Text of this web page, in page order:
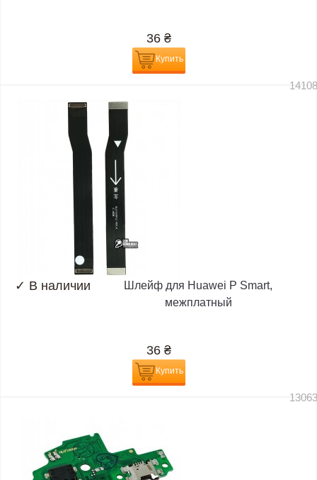
36 ₴
Купить
✓ В наличии
Шлейф для Huawei P Smart,
межплатный
36 ₴
Купить